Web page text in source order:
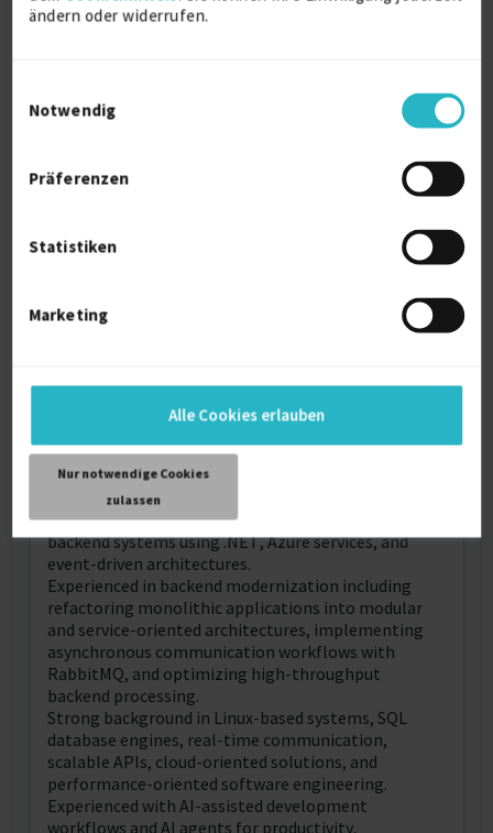
ändern oder widerrufen.
Notwendig
Präferenzen
Statistiken
Marketing
Alle Cookies erlauben
Nur notwendige Cookies
zulassen
Technical University of Varna
Bachelor’s Degree — Information Technology
Über mich
Senior Software Engineer and Contractor with
experience building and modernizing distributed
backend systems using .NET, Azure services, and
event-driven architectures.
Experienced in backend modernization including
refactoring monolithic applications into modular
and service-oriented architectures, implementing
asynchronous communication workflows with
RabbitMQ, and optimizing high-throughput
backend processing.
Strong background in Linux-based systems, SQL
database engines, real-time communication,
scalable APIs, cloud-oriented solutions, and
performance-oriented software engineering.
Experienced with AI-assisted development
workflows and AI agents for productivity,